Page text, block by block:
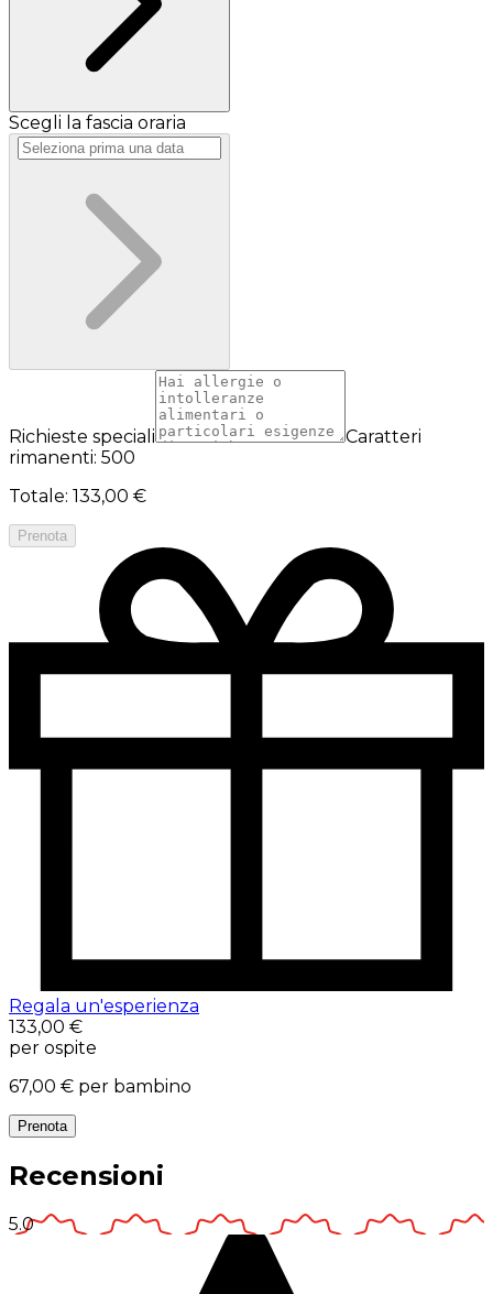
Scegli la fascia oraria
Richieste speciali
Caratteri
rimanenti: 500
Totale: 133,00 €
Prenota
Regala un'esperienza
133,00 €
per ospite
67,00 € per bambino
Prenota
Recensioni
5.0